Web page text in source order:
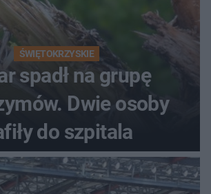
ŚWIĘTOKRZYSKIE
spadł na grupę
Dwie osoby
do szpitala